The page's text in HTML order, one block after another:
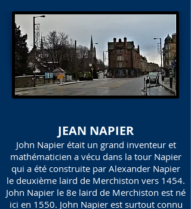
JEAN NAPIER
John Napier était un grand inventeur et
mathématicien a vécu dans la tour Napier
qui a été construite par Alexander Napier
le deuxième laird de Merchiston vers 1454.
John Napier le 8e laird de Merchiston est né
ici en 1550. John Napier est surtout connu